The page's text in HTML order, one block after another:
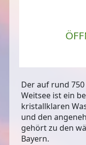
Der auf rund
Weitsee ist ein
kristallklaren
und den
gehört zu den
Bayern.